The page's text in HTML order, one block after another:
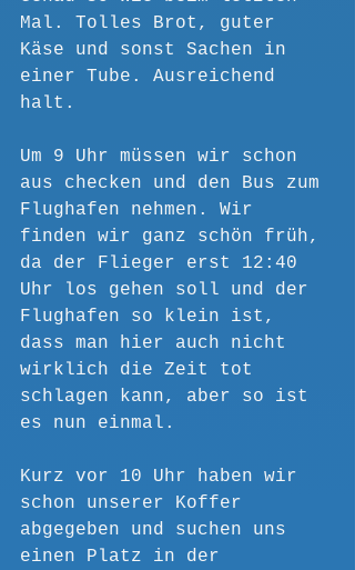
Mal. Tolles Brot, guter
Käse und sonst Sachen in
einer Tube. Ausreichend
halt.
Um 9 Uhr müssen wir schon
aus checken und den Bus zum
Flughafen nehmen. Wir
finden wir ganz schön früh,
da der Flieger erst 12:40
Uhr los gehen soll und der
Flughafen so klein ist,
dass man hier auch nicht
wirklich die Zeit tot
schlagen kann, aber so ist
es nun einmal.
Kurz vor 10 Uhr haben wir
schon unserer Koffer
abgegeben und suchen uns
einen Platz in der